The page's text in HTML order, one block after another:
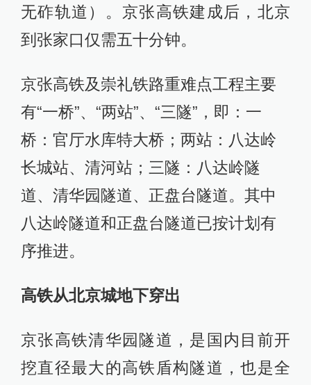
无砟轨道）。京张高铁建成后，北京
到张家口仅需五十分钟。
京张高铁及崇礼铁路重难点工程主要
有“一桥”、“两站”、“三隧”，即：一
桥：官厅水库特大桥；两站：八达岭
长城站、清河站；三隧：八达岭隧
道、清华园隧道、正盘台隧道。其中
八达岭隧道和正盘台隧道已按计划有
序推进。
高铁从北京城地下穿出
京张高铁清华园隧道，是国内目前开
挖直径最大的高铁盾构隧道，也是全